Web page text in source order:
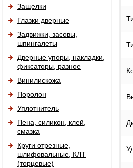
Защелки
Глазки дверные
Задвижки, засовы,
шпингалеты
Дверные упоры, накладки,
фиксаторы, разное
Винилискожа
Поролон
Уплотнитель
Пена, силикон, клей,
смазка
Круги отрезные,
шлифовальные, КЛТ
(торцевые)